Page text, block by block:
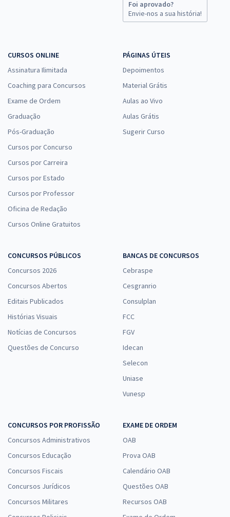
à vista
R$25,52
Prefeitura de Nova Veneza - GO - Assistente Social
à vista
Economize R$ 99,98 (-20%)
Foi aprovado?
Envie-nos a sua história!
CURSOS ONLINE
Assinatura Ilimitada
Coaching para Concursos
Exame de Ordem
Graduação
Pós-Graduação
Cursos por Concurso
Cursos por Carreira
Cursos por Estado
Cursos por Professor
Oficina de Redação
Cursos Online Gratuitos
PÁGINAS ÚTEIS
Depoimentos
Material Grátis
Aulas ao Vivo
Aulas Grátis
Sugerir Curso
CONCURSOS PÚBLICOS
Concursos 2026
Concursos Abertos
Editais Publicados
Histórias Visuais
Notícias de Concursos
Questões de Concurso
BANCAS DE CONCURSOS
Cebraspe
Cesgranrio
Consulplan
FCC
FGV
Idecan
Selecon
Uniase
Vunesp
CONCURSOS POR PROFISSÃO
Concursos Administrativos
Concursos Educação
Concursos Fiscais
Concursos Jurídicos
Concursos Militares
EXAME DE ORDEM
OAB
Prova OAB
Calendário OAB
Questões OAB
Recursos OAB